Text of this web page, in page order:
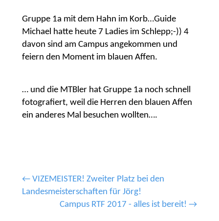
Gruppe 1a mit dem Hahn im Korb…Guide
Michael hatte heute 7 Ladies im Schlepp;-)) 4
davon sind am Campus angekommen und
feiern den Moment im blauen Affen.
… und die MTBler hat Gruppe 1a noch schnell
fotografiert, weil die Herren den blauen Affen
ein anderes Mal besuchen wollten….
← VIZEMEISTER! Zweiter Platz bei den
Landesmeisterschaften für Jörg!
Campus RTF 2017 - alles ist bereit! →